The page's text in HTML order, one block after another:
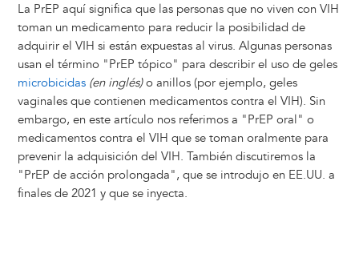
La PrEP aquí significa que las personas que no viven con VIH
toman un medicamento para reducir la posibilidad de
adquirir el VIH si están expuestas al virus. Algunas personas
usan el término "PrEP tópico" para describir el uso de geles
microbicidas (en inglés)o anillos (por ejemplo, geles
vaginales que contienen medicamentos contra el VIH). Sin
embargo, en este artículo nos referimos a "PrEP oral" o
medicamentos contra el VIH que se toman oralmente para
prevenir la adquisición del VIH. También discutiremos la
"PrEP de acción prolongada", que se introdujo en EE.UU. a
finales de 2021 y que se inyecta.